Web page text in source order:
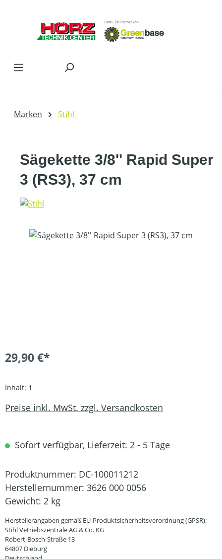
Marken Stihl
Sägekette 3/8'' Rapid Super
3 (RS3), 37 cm
Bildergalerie überspringen
29,90 €*
Inhalt: 1
Preise inkl. MwSt. zzgl. Versandkosten
Sofort verfügbar, Lieferzeit: 2 - 5 Tage
Produktnummer: DC-100011212
Herstellernummer: 3626 000 0056
Gewicht: 2 kg
Herstellerangaben gemäß EU-Produktsicherheitsverordnung (GPSR):
Stihl Vetriebszentrale AG & Co. KG
Robert-Bosch-Straße 13
64807 Dieburg